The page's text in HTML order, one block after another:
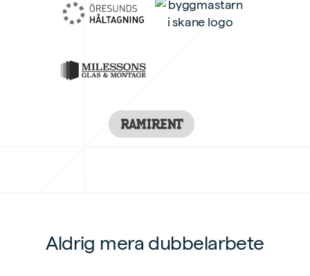
Aldrig mera dubbelarbete